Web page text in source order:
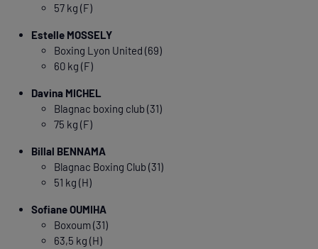
57 kg (F)
Estelle MOSSELY
Boxing Lyon United (69)
60 kg (F)
Davina MICHEL
Blagnac boxing club (31)
75 kg (F)
Billal BENNAMA
Blagnac Boxing Club (31)
51 kg (H)
Sofiane OUMIHA
Boxoum (31)
63,5 kg (H)